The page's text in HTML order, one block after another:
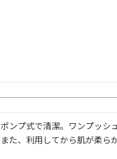
ポンプ式で清潔。ワンプッシ